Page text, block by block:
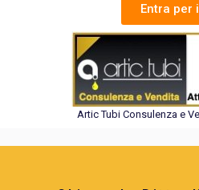
Entra per
Artic Tubi Consulenza e